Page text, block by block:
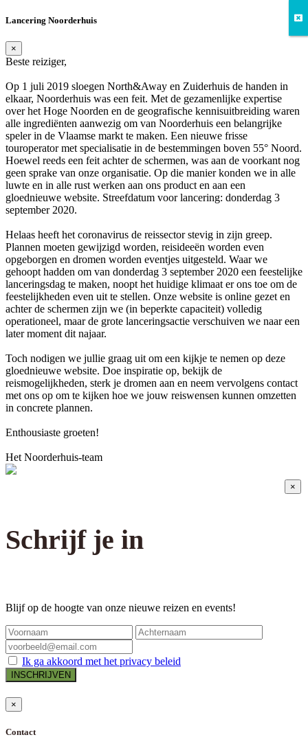
Lancering Noorderhuis
×
Beste reiziger,
Op 1 juli 2019 sloegen North&Away en Zuiderhuis de handen in
elkaar, Noorderhuis was een feit. Met de gezamenlijke expertise
over het Hoge Noorden en de geografische kennisuitbreiding waren
alle ingrediënten aanwezig om van Noorderhuis een belangrijke
speler in de Vlaamse markt te maken. Een nieuwe frisse
touroperator met specialisatie in de bestemmingen boven 55° Noord.
Hoewel reeds een feit achter de schermen, was aan de voorkant nog
geen sprake van onze organisatie. Op die manier konden we in alle
luwte en in alle rust werken aan ons product en aan een
gloednieuwe website. Streefdatum voor lancering: donderdag 3
september 2020.
Helaas heeft het coronavirus de reissector stevig in zijn greep.
Plannen moeten gewijzigd worden, reisideeën worden even
opgeborgen en dromen worden eventjes uitgesteld. Waar we
gehoopt hadden om van donderdag 3 september 2020 een feestelijke
lanceringsdag te maken, noopt het huidige klimaat er ons toe om de
feestelijkheden even uit te stellen. Onze website is online gezet en
achter de schermen zijn we (in beperkte capaciteit) volledig
operationeel, maar de grote lanceringsactie verschuiven we naar een
later moment dit najaar.
Toch nodigen we jullie graag uit om een kijkje te nemen op deze
gloednieuwe website. Doe inspiratie op, bekijk de
reismogelijkheden, sterk je dromen aan en neem vervolgens contact
met ons op om te kijken hoe we jouw reiswensen kunnen omzetten
in concrete plannen.
Enthousiaste groeten!
Het Noorderhuis-team
×
Schrijf je in
Blijf op de hoogte van onze nieuwe reizen en events!
Ik ga akkoord met het privacy beleid
×
Contact